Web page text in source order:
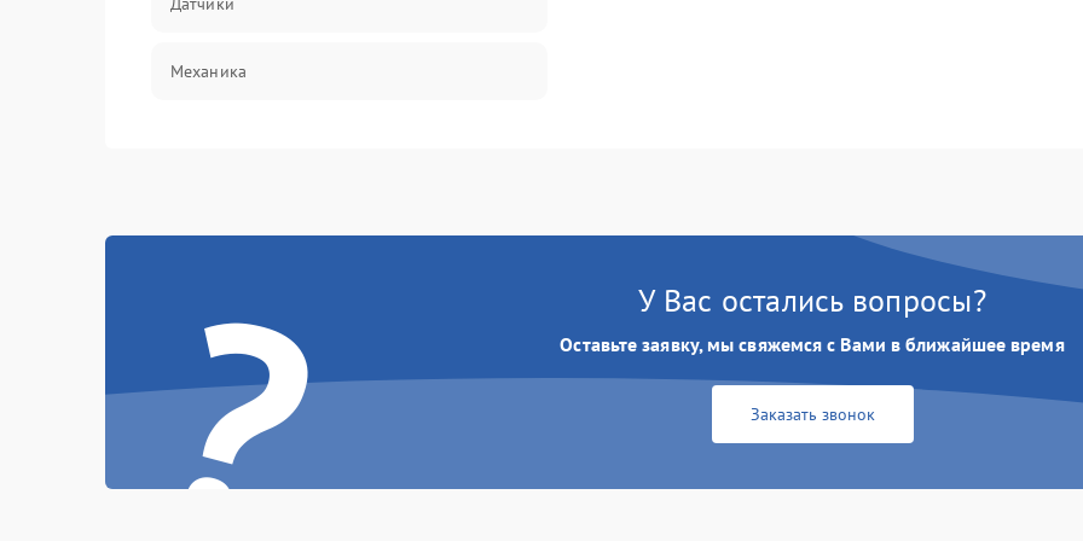
Механика
? У Вас остались вопросы?
Оставьте заявку, мы свяжемся с Вами в ближайшее время
Заказать звонок